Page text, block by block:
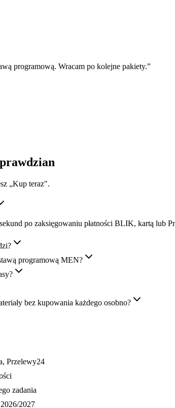
programową. Wracam po kolejne pakiety.”
„Kup teraz".
po zaksięgowaniu płatności BLIK, kartą lub
programową MEN?
bez kupowania każdego osobno?
Przelewy24
zadania
2026/2027